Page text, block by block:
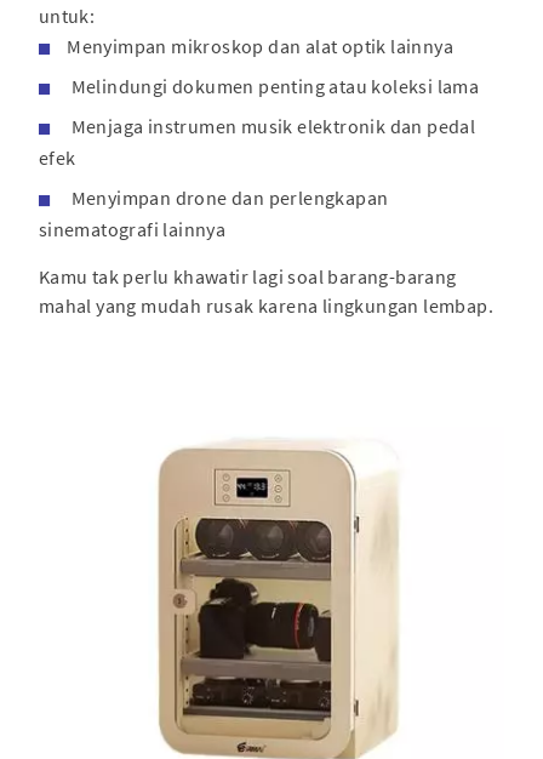
untuk:
Menyimpan mikroskop dan alat optik lainnya
Melindungi dokumen penting atau koleksi lama
Menjaga instrumen musik elektronik dan pedal
efek
Menyimpan drone dan perlengkapan
sinematografi lainnya
Kamu tak perlu khawatir lagi soal barang-barang
mahal yang mudah rusak karena lingkungan lembap.